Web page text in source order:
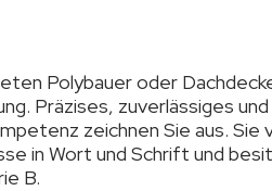
Polybauer oder
Präzises, zuverlässiges
zeichnen Sie aus. Sie
in Wort und Schrift und
B.